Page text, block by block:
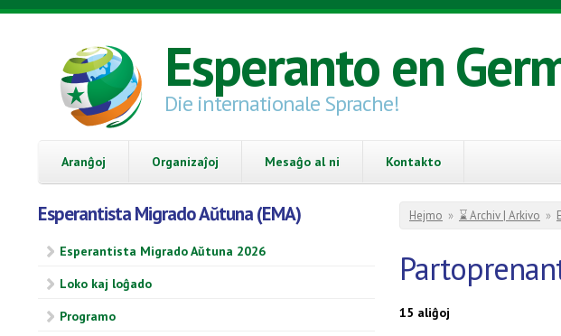
Skip to main content
Esperanto en
Die internationale Sprache!
Aranĝoj Organizaĵoj Mesaĝo al ni Kontakto
Esperantista Migrado Aŭtuna (EMA)
Esperantista Migrado Aŭtuna 2026
Loko kaj loĝado
Programo
You are here
Hejmo » ⌛ Archiv | Arkivo »
15 aliĝoj